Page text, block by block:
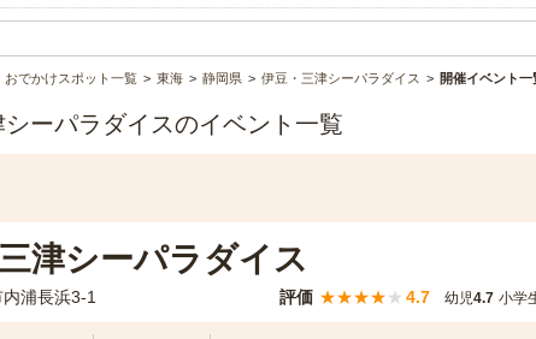
おでかけスポット一覧 東海 静岡県 伊豆・三津シーパラダイス 開催イベント一
ーパラダイスのイベント一覧
津シーパラダイス
浦長浜3-1 評価 ★★★★★ 4.7 幼児4.7 小学